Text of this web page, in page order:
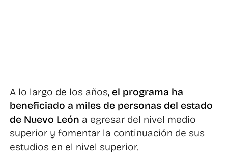
A lo largo de los años, el programa ha
beneficiado a miles de personas del estado
de Nuevo León a egresar del nivel medio
superior y fomentar la continuación de sus
estudios en el nivel superior.